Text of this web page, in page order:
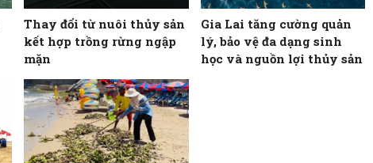
Thay đổi từ nuôi thủy sản
kết hợp trồng rừng ngập
mặn
Gia Lai tăng cường quản
lý, bảo vệ đa dạng sinh
học và nguồn lợi thủy sản